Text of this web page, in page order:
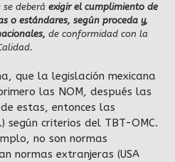
deberá exigir el cumplimiento de
o estándares, según proceda y,
de conformidad con la
que la legislación mexicana
las NOM, después las
estas, entonces las
según criterios del TBT-OMC.
no son normas
normas extranjeras (USA